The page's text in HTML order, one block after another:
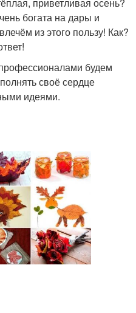
богата на дары и
из этого пользу! Как?
будем
своё сердце
идеями.